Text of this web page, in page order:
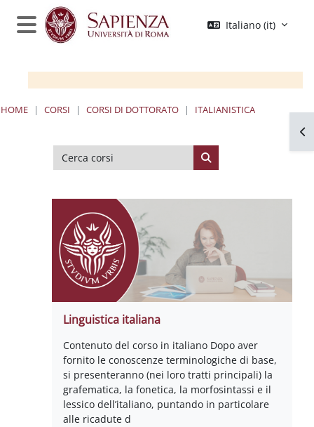
Vai al contenuto principale
Pannello laterale
Italiano ‎(it)‎
HOME CORSI CORSI DI DOTTORATO ITALIANISTICA
Cerca corsi
Cerca corsi
Linguistica italiana
Contenuto del corso in italiano Dopo aver
fornito le conoscenze terminologiche di base,
si presenteranno (nei loro tratti principali) la
grafematica, la fonetica, la morfosintassi e il
lessico dell’italiano, puntando in particolare
alle ricadute d